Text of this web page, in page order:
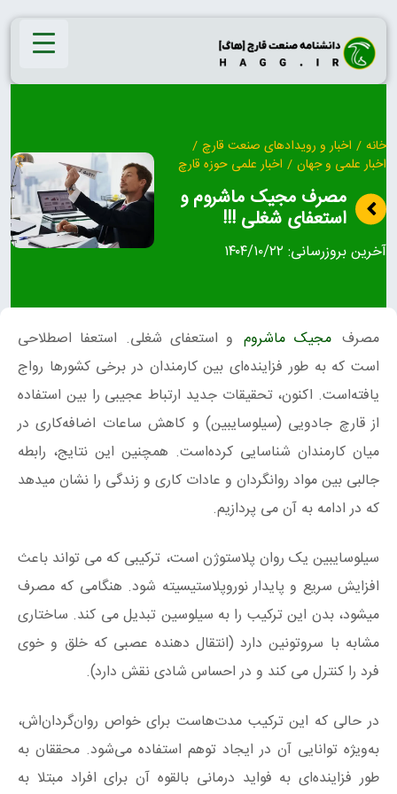
Skip
content
خانه / اخبار و رویدادهای صنعت قارچ /
اخبار علمی و جهان / اخبار علمی حوزه قارچ
مصرف مجیک ماشروم و
استعفای شغلی !!!
آخرین بروزرسانی: ۱۴۰۴/۱۰/۲۲
مصرف مجیک ماشروم و استعفای شغلی. استعفا اصطلاحی
است که به طور فزاینده‌ای بین کارمندان در برخی کشورها رواج
یافته‌است. اکنون، تحقیقات جدید ارتباط عجیبی را بین استفاده
از قارچ جادویی (سیلوسایبین) و کاهش ساعات اضافه‌کاری در
میان کارمندان شناسایی کرده‌است. همچنین این نتایج، رابطه
جالبی بین مواد روانگردان و عادات کاری و زندگی را نشان میدهد
که در ادامه به آن می پردازیم.
سیلوسایبین یک روان پلاستوژن است، ترکیبی که می تواند باعث
افزایش سریع و پایدار نوروپلاستیسیته شود. هنگامی که مصرف
میشود، بدن این ترکیب را به سیلوسین تبدیل می کند. ساختاری
مشابه با سروتونین دارد (انتقال دهنده عصبی که خلق و خوی
فرد را کنترل می کند و در احساس شادی نقش دارد).
در حالی که این ترکیب مدت‌هاست برای خواص روان‌گردان‌اش،
به‌ویژه توانایی آن در ایجاد توهم استفاده می‌شود. محققان به
طور فزاینده‌ای به فواید درمانی بالقوه آن برای افراد مبتلا به